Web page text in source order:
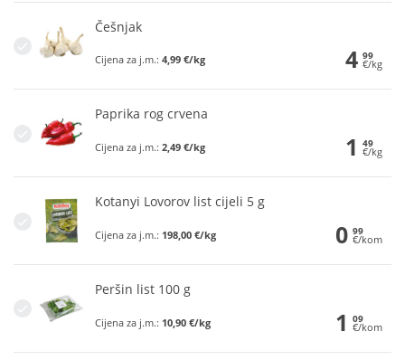
Češnjak
Cijena za j.m.: 4,99 €/kg 4 99
€/kg
Paprika rog crvena
Cijena za j.m.: 2,49 €/kg 1 49
€/kg
Kotanyi Lovorov list cijeli 5 g
Cijena za j.m.: 198,00 €/kg 0 99
€/kom
Peršin list 100 g
Cijena za j.m.: 10,90 €/kg 1 09
€/kom